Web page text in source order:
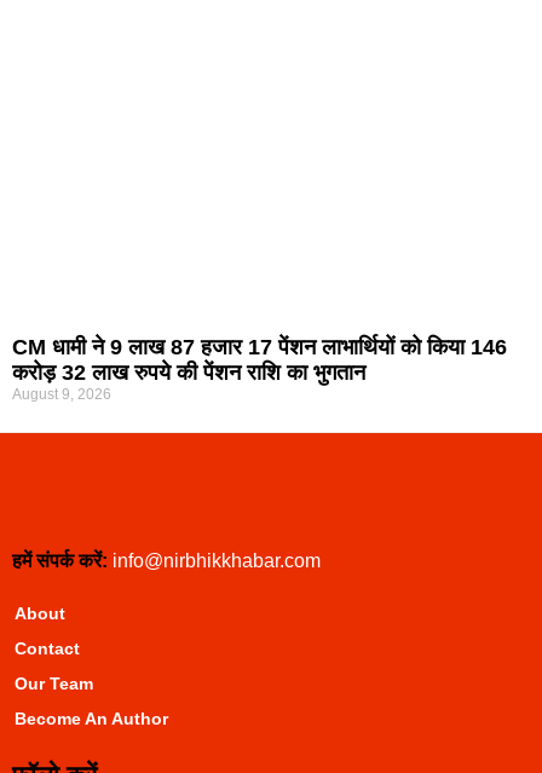
CM धामी ने 9 लाख 87 हजार 17 पेंशन लाभार्थियों को किया 146
करोड़ 32 लाख रुपये की पेंशन राशि का भुगतान
August 9, 2026
हमें संपर्क करें: info@nirbhikkhabar.com
About
Contact
Our Team
Become An Author